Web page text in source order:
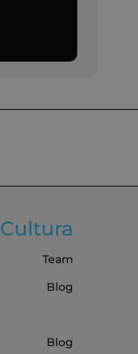
Cultura
Team
Blog
Blog